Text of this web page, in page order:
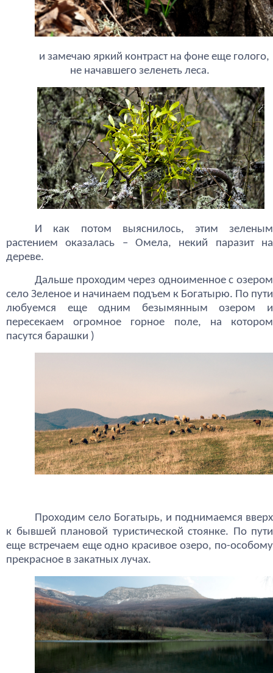
и замечаю яркий контраст на фоне еще голого,
не начавшего зеленеть леса.
И как потом выяснилось, этим зеленым
растением оказалась – Омела, некий паразит на
дереве.
Дальше проходим через одноименное с озером
село Зеленое и начинаем подъем к Богатырю. По пути
любуемся еще одним безымянным озером и
пересекаем огромное горное поле, на котором
пасутся барашки )
Проходим село Богатырь, и поднимаемся вверх
к бывшей плановой туристической стоянке. По пути
еще встречаем еще одно красивое озеро, по-особому
прекрасное в закатных лучах.